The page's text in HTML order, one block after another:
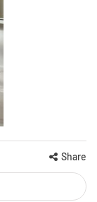
Share